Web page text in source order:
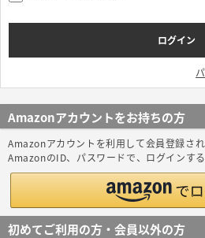
Amazonアカウントをお持ちの方
Amazonアカウントを利用して会員登録され
AmazonのID、パスワードで、ログインする
初めてご利用の方・会員以外の方